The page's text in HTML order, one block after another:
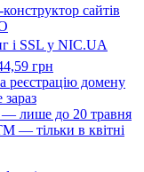
сайтів
і SSL у NIC.UA
грн
домену
— лише до 20 травня
— тільки в квітні